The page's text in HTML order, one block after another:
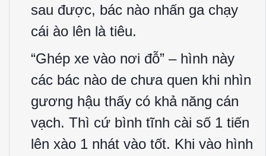
sau được, bác nào nhấn ga chạy
cái ào lên là tiêu.
“Ghép xe vào nơi đỗ” – hình này
các bác nào de chưa quen khi nhìn
gương hậu thấy có khả năng cán
vạch. Thì cứ bình tĩnh cài số 1 tiến
lên xào 1 nhát vào tốt. Khi vào hình